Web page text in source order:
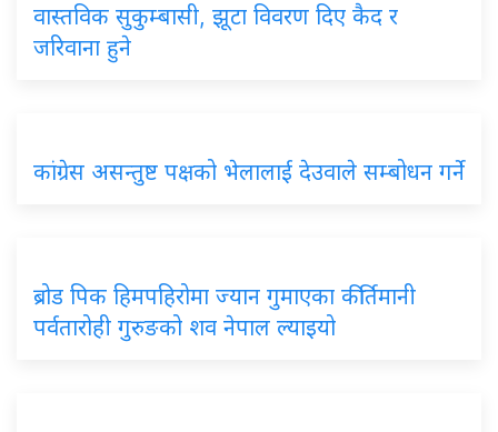
वास्तविक सुकुम्बासी, झूटा विवरण दिए कैद र
जरिवाना हुने
कांग्रेस असन्तुष्ट पक्षको भेलालाई देउवाले सम्बोधन गर्ने
ब्रोड पिक हिमपहिरोमा ज्यान गुमाएका कीर्तिमानी
पर्वतारोही गुरुङको शव नेपाल ल्याइयो